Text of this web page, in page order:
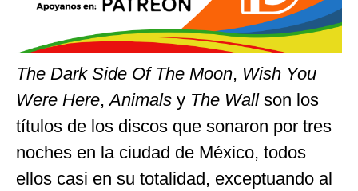
The Dark Side Of The Moon, Wish You
Were Here,Animals y The Wallson los
títulos de los discos que sonaron por tres
noches en la ciudad de México, todos
ellos casi en su totalidad, exceptuando al